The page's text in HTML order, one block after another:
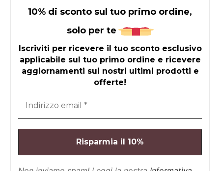
10% di sconto sul tuo primo ordine,
solo per te
Iscriviti per ricevere il tuo sconto esclusivo
applicabile sul tuo primo ordine e ricevere
aggiornamenti sui nostri ultimi prodotti e
offerte!